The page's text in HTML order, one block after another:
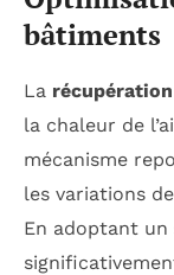
bâtiments
La
la chaleur de
mécanisme
les variations
En adoptant un